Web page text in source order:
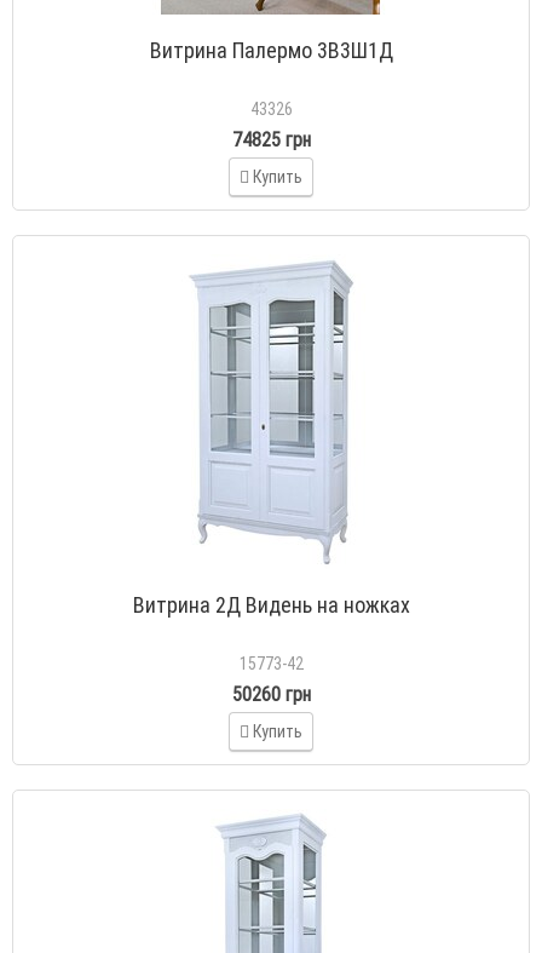
Витрина Палермо 3В3Ш1Д
43326
74825 грн
Купить
Витрина 2Д Видень на ножках
15773-42
50260 грн
Купить